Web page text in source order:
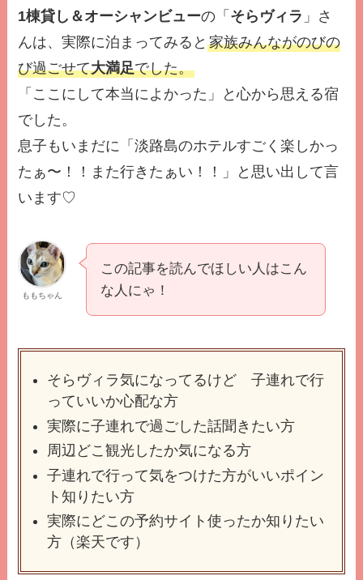
1棟貸し＆オーシャンビューの「 そらヴィラ 」さ
んは、実際に泊まってみると家族みんながのびの
び過ごせて大満足でした。
「ここにして本当によかった」と心から思える宿
でした。
息子もいまだに「淡路島のホテルすごく楽しかっ
たぁ〜！！また行きたぁい！！」と思い出して言
います♡
ももちゃん
この記事を読んでほしい人はこん
な人にゃ！
そらヴィラ気になってるけど 子連れで行
っていいか心配な方
実際に子連れで過ごした話聞きたい方
周辺どこ観光したか気になる方
子連れで行って気をつけた方がいいポイン
ト知りたい方
実際にどこの予約サイト使ったか知りたい
方（楽天です）